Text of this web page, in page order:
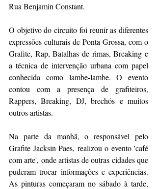
Rua Benjamin Constant.
O objetivo do circuito foi reunir as diferentes
expressões culturais de Ponta Grossa, com o
Grafite, Rap, Batalhas de rimas, Breaking e
a técnica de intervenção urbana com papel
conhecida como lambe-lambe. O evento
contou com a presença de grafiteiros,
Rappers, Breaking, DJ, brechós e muitos
outros artistas.
Na parte da manhã, o responsável pelo
Grafite Jacksin Paes, realizou o evento 'café
com arte', onde artistas de outras cidades que
puderam trocar informações e experiências.
As pinturas começaram no sábado à tarde,